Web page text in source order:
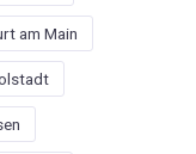
am Main